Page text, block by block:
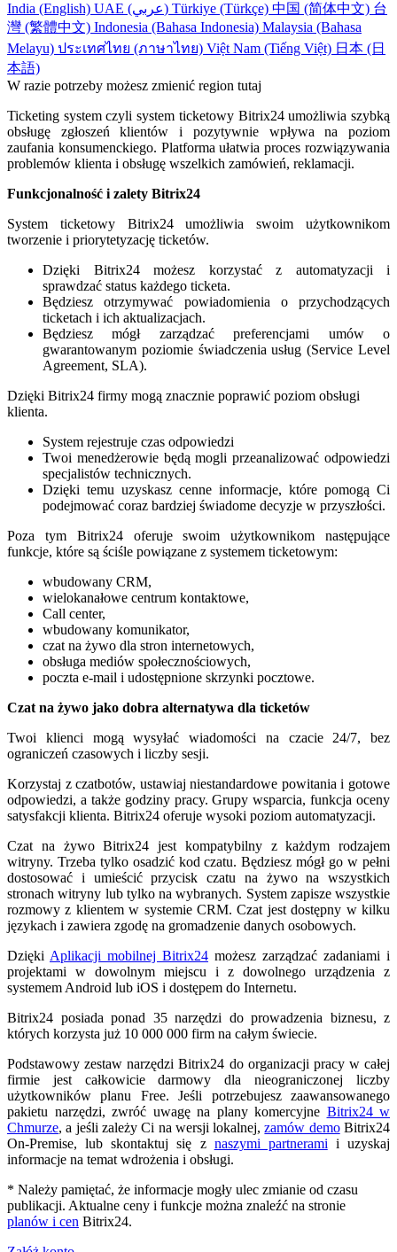
India (English)
UAE (عربي) Türkiye (Türkçe) 中国 (简体中文) 台
灣 (繁體中文) Indonesia (Bahasa Indonesia) Malaysia (Bahasa
Melayu) ประเทศไทย (ภาษาไทย) Việt Nam (Tiếng Việt) 日本 (日
本語)
W razie potrzeby możesz zmienić region tutaj
Ticketing system czyli system ticketowy Bitrix24 umożliwia szybką
obsługę zgłoszeń klientów i pozytywnie wpływa na poziom
zaufania konsumenckiego. Platforma ułatwia proces rozwiązywania
problemów klienta i obsługę wszelkich zamówień, reklamacji.
Funkcjonalność i zalety Bitrix24
System ticketowy Bitrix24 umożliwia swoim użytkownikom
tworzenie i priorytetyzację ticketów.
Dzięki Bitrix24 możesz korzystać z automatyzacji i
sprawdzać status każdego ticketa.
Będziesz otrzymywać powiadomienia o przychodzących
ticketach i ich aktualizacjach.
Będziesz mógł zarządzać preferencjami umów o
gwarantowanym poziomie świadczenia usług (Service Level
Agreement, SLA).
Dzięki Bitrix24 firmy mogą znacznie poprawić poziom obsługi
klienta.
System rejestruje czas odpowiedzi
Twoi menedżerowie będą mogli przeanalizować odpowiedzi
specjalistów technicznych.
Dzięki temu uzyskasz cenne informacje, które pomogą Ci
podejmować coraz bardziej świadome decyzje w przyszłości.
Poza tym Bitrix24 oferuje swoim użytkownikom następujące
funkcje, które są ściśle powiązane z systemem ticketowym:
wbudowany CRM,
wielokanałowe centrum kontaktowe,
Call center,
wbudowany komunikator,
czat na żywo dla stron internetowych,
obsługa mediów społecznościowych,
poczta e-mail i udostępnione skrzynki pocztowe.
Czat na żywo jako dobra alternatywa dla ticketów
Twoi klienci mogą wysyłać wiadomości na czacie 24/7, bez
ograniczeń czasowych i liczby sesji.
Korzystaj z czatbotów, ustawiaj niestandardowe powitania i gotowe
odpowiedzi, a także godziny pracy. Grupy wsparcia, funkcja oceny
satysfakcji klienta. Bitrix24 oferuje wysoki poziom automatyzacji.
Czat na żywo Bitrix24 jest kompatybilny z każdym rodzajem
witryny. Trzeba tylko osadzić kod czatu. Będziesz mógł go w pełni
dostosować i umieścić przycisk czatu na żywo na wszystkich
stronach witryny lub tylko na wybranych. System zapisze wszystkie
rozmowy z klientem w systemie CRM. Czat jest dostępny w kilku
językach i zawiera zgodę na gromadzenie danych osobowych.
Dzięki Aplikacji mobilnej Bitrix24 możesz zarządzać zadaniami i
projektami w dowolnym miejscu i z dowolnego urządzenia z
systemem Android lub iOS i dostępem do Internetu.
Bitrix24 posiada ponad 35 narzędzi do prowadzenia biznesu, z
których korzysta już 10 000 000 firm na całym świecie.
Podstawowy zestaw narzędzi Bitrix24 do organizacji pracy w całej
firmie jest całkowicie darmowy dla nieograniczonej liczby
użytkowników planu Free. Jeśli potrzebujesz zaawansowanego
pakietu narzędzi, zwróć uwagę na plany komercyjne Bitrix24 w
Chmurze, a jeśli zależy Ci na wersji lokalnej,zamów demoBitrix24
On-Premise, lub skontaktuj się z naszymi partnerami i uzyskaj
informacje na temat wdrożenia i obsługi.
* Należy pamiętać, że informacje mogły ulec zmianie od czasu
publikacji. Aktualne ceny i funkcje można znaleźć na stronie
planów i cen Bitrix24.